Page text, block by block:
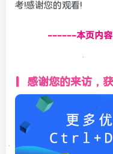
考!感谢您的观看!
------本页内容
感谢您的来访，